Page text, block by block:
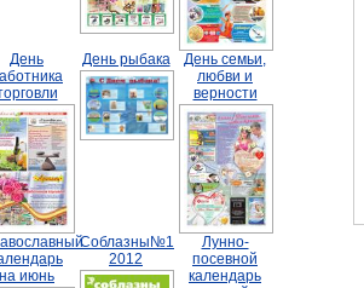
День
День рыбака
День семьи,
любви и
верности
на июнь
Соблазны№1
2012
Лунно-
посевной
календарь